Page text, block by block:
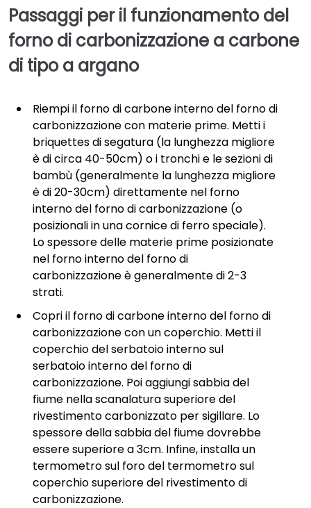
Passaggi per il funzionamento del
forno di carbonizzazione a carbone
di tipo a argano
Riempi il forno di carbone interno del forno di
carbonizzazione con materie prime. Metti i
briquettes di segatura (la lunghezza migliore
è di circa 40-50cm) o i tronchi e le sezioni di
bambù (generalmente la lunghezza migliore
è di 20-30cm) direttamente nel forno
interno del forno di carbonizzazione (o
posizionali in una cornice di ferro speciale).
Lo spessore delle materie prime posizionate
nel forno interno del forno di
carbonizzazione è generalmente di 2-3
strati.
Copri il forno di carbone interno del forno di
carbonizzazione con un coperchio. Metti il
coperchio del serbatoio interno sul
serbatoio interno del forno di
carbonizzazione. Poi aggiungi sabbia del
fiume nella scanalatura superiore del
rivestimento carbonizzato per sigillare. Lo
spessore della sabbia del fiume dovrebbe
essere superiore a 3cm. Infine, installa un
termometro sul foro del termometro sul
coperchio superiore del rivestimento di
carbonizzazione.